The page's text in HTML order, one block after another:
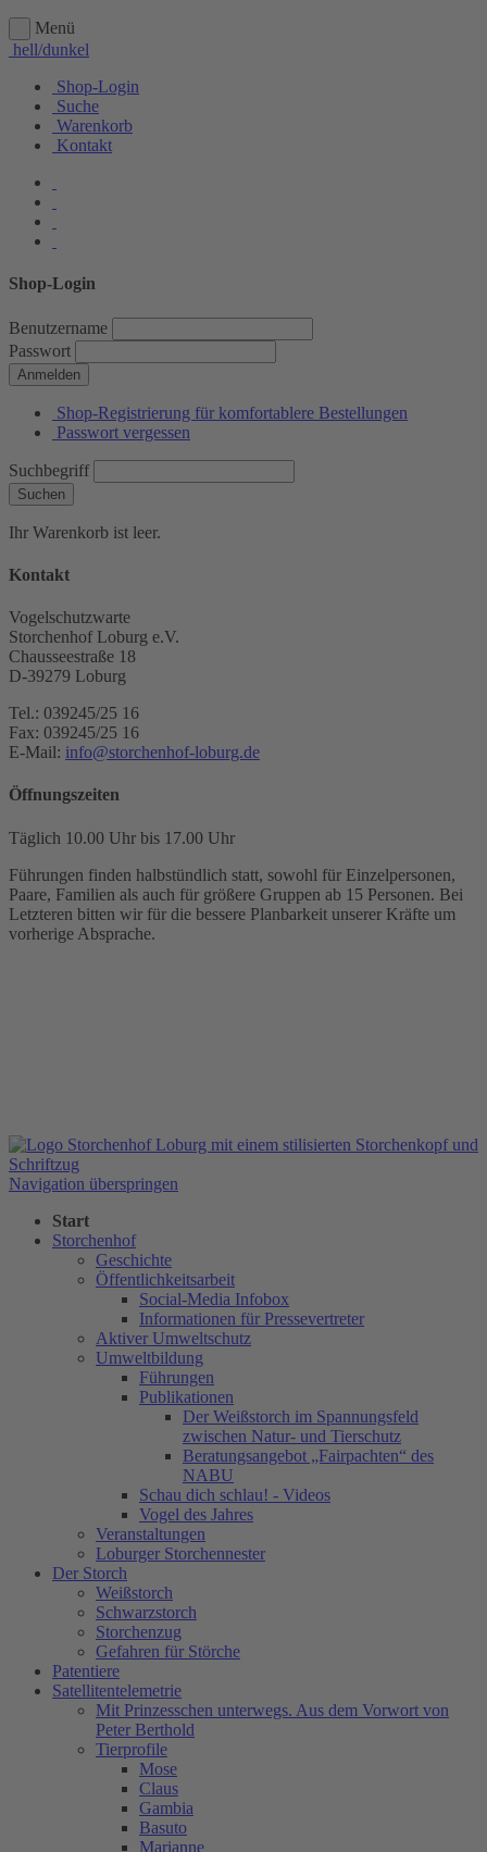
Menü
hell/dunkel
Shop-Login
Suche
Warenkorb
Kontakt
Shop-Login
Benutzername
Passwort
Anmelden
Shop-Registrierung für komfortablere Bestellungen
Passwort vergessen
Suchbegriff
Suchen
Ihr Warenkorb ist leer.
Kontakt
Vogelschutzwarte
Storchenhof Loburg e.V.
Chausseestraße 18
D-39279 Loburg
Tel.: 039245/25 16
Fax: 039245/25 16
E-Mail: info@storchenhof-loburg.de
Öffnungszeiten
Täglich 10.00 Uhr bis 17.00 Uhr
Führungen finden halbstündlich statt, sowohl für Einzelpersonen,
Paare, Familien als auch für größere Gruppen ab 15 Personen. Bei
Letzteren bitten wir für die bessere Planbarkeit unserer Kräfte um
vorherige Absprache.
Navigation überspringen
Start
Storchenhof
Geschichte
Öffentlichkeitsarbeit
Social-Media Infobox
Informationen für Pressevertreter
Aktiver Umweltschutz
Umweltbildung
Führungen
Publikationen
Der Weißstorch im Spannungsfeld
zwischen Natur- und Tierschutz
Beratungsangebot „Fairpachten“ des
NABU
Schau dich schlau! - Videos
Vogel des Jahres
Veranstaltungen
Loburger Storchennester
Der Storch
Weißstorch
Schwarzstorch
Storchenzug
Gefahren für Störche
Patentiere
Satellitentelemetrie
Mit Prinzesschen unterwegs. Aus dem Vorwort von
Peter Berthold
Tierprofile
Mose
Claus
Gambia
Basuto
Marianne